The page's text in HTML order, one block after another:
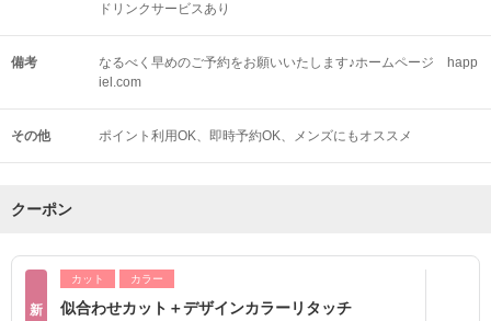
ドリンクサービスあり
備考
なるべく早めのご予約をお願いいたします♪ホームページ happ
iel.com
その他 ポイント利用OK 即時予約OK メンズにもオススメ
クーポン
新
カット カラー
似合わせカット＋デザインカラーリタッチ